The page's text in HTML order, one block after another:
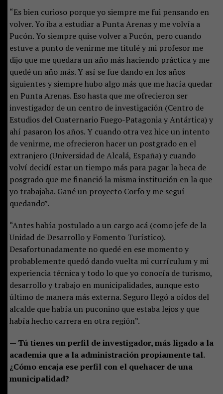
“Es bien curioso porque yo siempre me fui pensando en
volver. Yo iba a estudiar a Punta Arenas y me volvía a
Pucón. Yo siempre quise volver a Pucón, pero cuando
estuve a punto de venirme me titulé y mi profesor me
dijo que me quedara un año más haciendo práctica y me
quedé un año más. Y así se fue dando en los años
siguientes y siempre hubo algo más que me hacía quedar
en Punta Arenas. Eso hasta que me ofrecieron ser
investigador de un centro de investigación (Centro de
Estudios del Cuaternario Fuego-Patagonia y Antártica) y
ahí pasaron los años. Y cuando otra vez hice un intento
de venirme, me ofrecieron hacer un postgrado en el
extranjero (Universidad de Alcalá, España) y cuando
volví decidí estar un tiempo más para pagar la beca de
posgrado que me financió la misma institución en la que
yo trabajaba. Gané un proyecto Corfo y me seguí
quedando”.
“Antes había postulado a un cargo acá (como jefe de la
Unidad de Desarrollo y Fomento Turístico).
Desafortunadamente no quedé en ese momento y
probablemente quedó dando vuelta mi currículum y mi
experiencia técnica y todo lo que yo conocía de turismo,
desarrollo y trabajo en municipalidades, aunque esto
último de manera más externa. Seguro llegó a oídos del
alcalde que había un puconino que estaba lejos y que
había hecho carrera en otra región”.
— Tú tienes un perfil de investigador, más ligado a la
academia que a la administración propiamente tal.
¿Cómo encaja ese perfil con el quehacer de una
municipalidad?